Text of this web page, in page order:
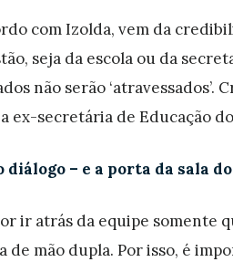
com Izolda, vem da
seja da escola ou da
não serão
ex-secretária de Educação
– e a porta da sala
ir atrás da equipe somente
de mão dupla. Por isso, é